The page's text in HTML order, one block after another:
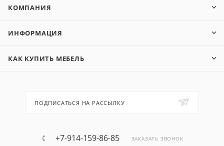
КОМПАНИЯ
ИНФОРМАЦИЯ
КАК КУПИТЬ МЕБЕЛЬ
ПОДПИСАТЬСЯ НА РАССЫЛКУ
+7-914-159-86-85 ЗАКАЗАТЬ ЗВОНОК